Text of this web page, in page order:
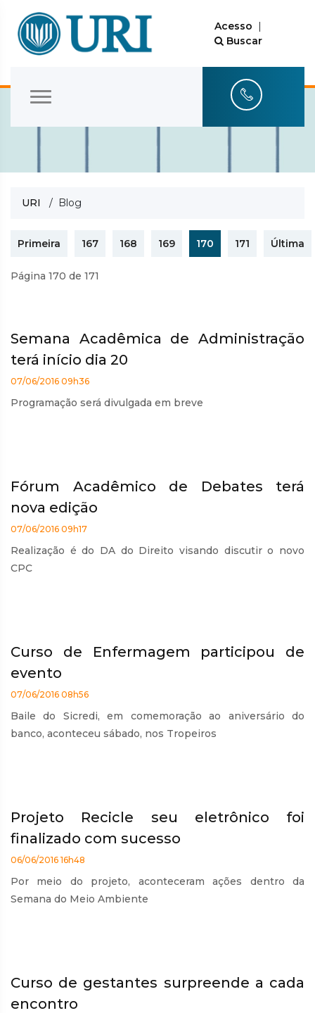
Acesso |
Buscar
URI / Blog
Primeira 167 168 169 170 171 Última
Página 170 de 171
Semana Acadêmica de Administração
terá início dia 20
07/06/2016 09h36
Programação será divulgada em breve
Fórum Acadêmico de Debates terá
nova edição
07/06/2016 09h17
Realização é do DA do Direito visando discutir o novo
CPC
Curso de Enfermagem participou de
evento
07/06/2016 08h56
Baile do Sicredi, em comemoração ao aniversário do
banco, aconteceu sábado, nos Tropeiros
Projeto Recicle seu eletrônico foi
finalizado com sucesso
06/06/2016 16h48
Por meio do projeto, aconteceram ações dentro da
Semana do Meio Ambiente
Curso de gestantes surpreende a cada
encontro